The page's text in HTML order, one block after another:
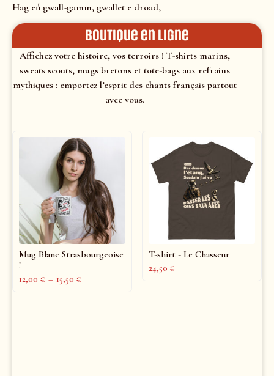
Hag eń gwall-gamm, gwallet e droad,
Boutique en ligne
Affichez votre histoire, vos terroirs ! T-shirts marins,
sweats scouts, mugs bretons et tote-bags aux refrains
mythiques : emportez l’esprit des chants français partout
avec vous.
Mug Blanc Strasbourgeoise
!
12,00 € – 15,50 €
T-shirt - Le Chasseur
24,50 €